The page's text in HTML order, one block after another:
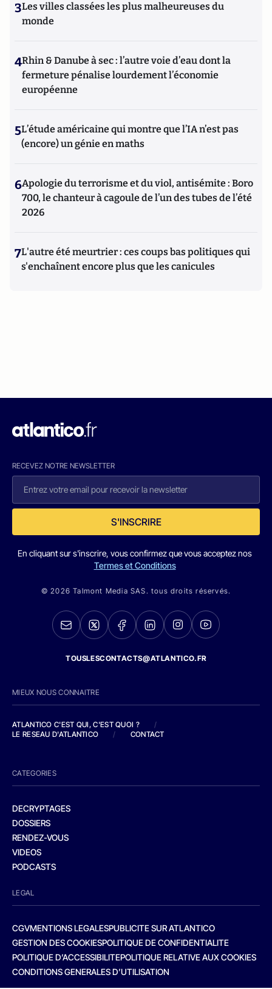
3Les villes classées les plus malheureuses du
monde
4Rhin & Danube à sec : l’autre voie d’eau dont la
fermeture pénalise lourdement l’économie
européenne
5L’étude américaine qui montre que l’IA n’est pas
(encore) un génie en maths
6Apologie du terrorisme et du viol, antisémite : Boro
700, le chanteur à cagoule de l’un des tubes de l’été
2026
7L'autre été meurtrier : ces coups bas politiques qui
s'enchaînent encore plus que les canicules
RECEVEZ NOTRE NEWSLETTER
S'INSCRIRE
En cliquant sur s'inscrire, vous confirmez que vous acceptez nos
Termes et Conditions
© 2026 Talmont Media SAS. tous droits réservés.
TOUSLESCONTACTS@ATLANTICO.FR
MIEUX NOUS CONNAITRE
ATLANTICO C'EST QUI, C'EST QUOI ?
/
LE RESEAU D'ATLANTICO
/ CONTACT
CATEGORIES
DECRYPTAGES
DOSSIERS
RENDEZ-VOUS
VIDEOS
PODCASTS
LEGAL
CGVMENTIONS LEGALESPUBLICITE SUR ATLANTICO
GESTION DES COOKIESPOLITIQUE DE CONFIDENTIALITE
POLITIQUE D’ACCESSIBILITEPOLITIQUE RELATIVE AUX COOKIES
CONDITIONS GENERALES D’UTILISATION